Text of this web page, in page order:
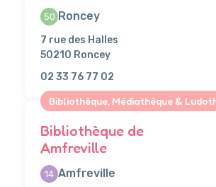
50 Roncey
7 rue des Halles
50210 Roncey
02 33 76 77 02
Bibliothèque, Médiathèque &
Bibliothèque de
Amfreville
14 Amfreville